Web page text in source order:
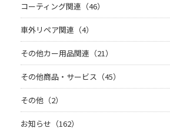
コーティング関連（46）
車外リペア関連（4）
その他カー用品関連（21）
その他商品・サービス（45）
その他（2）
お知らせ（162）